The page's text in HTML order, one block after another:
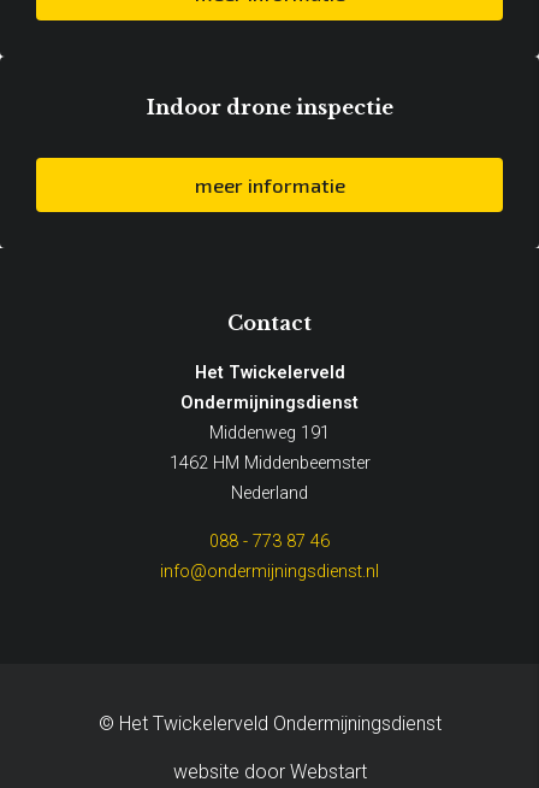
Indoor drone inspectie
meer informatie
Contact
Het Twickelerveld
Ondermijningsdienst
Middenweg 191
1462 HM Middenbeemster
Nederland
088 - 773 87 46
info@ondermijningsdienst.nl
© Het Twickelerveld Ondermijningsdienst
website door Webstart